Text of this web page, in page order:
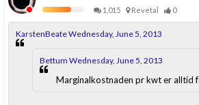
1,015
Revetal 0
KarstenBeate Wednesday, June 5, 2013
Bettum Wednesday, June 5, 2013
Marginalkostnaden pr kwt er alltid